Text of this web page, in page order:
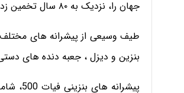
جهان را، نزدیک به ۸۰ سال تخمین زد.
بنزین و دیزل ، جعبه دنده های دستی ۶ سرعته، نیمه اتوماتیک و تمام خودکار داشته